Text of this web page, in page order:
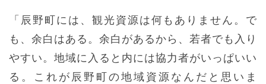
「辰野町には、観光資源は何もありません。で
も、余白はある。余白があるから、若者でも入り
やすい。地域に入ると内には協力者がいっぱいい
る。これが辰野町の地域資源なんだと思いま